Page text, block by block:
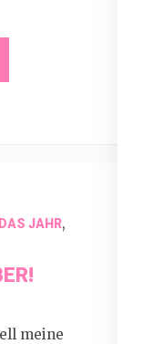
JAHR,
meine